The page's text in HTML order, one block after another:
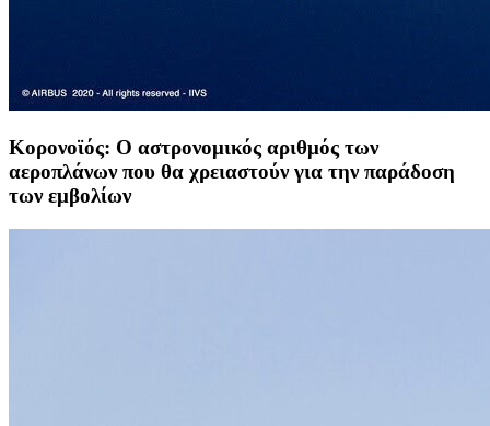
Κορονοϊός: Ο αστρονομικός αριθμός των
αεροπλάνων που θα χρειαστούν για την παράδοση
των εμβολίων